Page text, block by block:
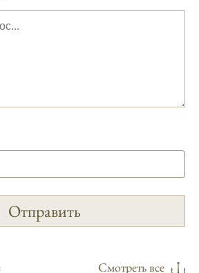
клев рыбы.
для рыболовов
и их влиянии на активность
учитывает погодные
луны, что делает его
на рыбалку.
Смотреть все